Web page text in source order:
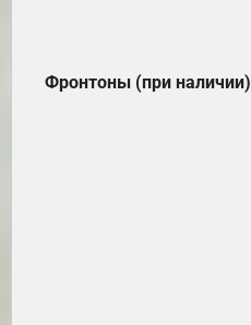
Фронтоны (при наличии)